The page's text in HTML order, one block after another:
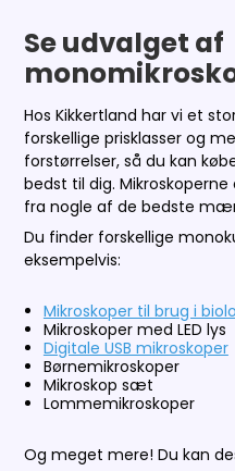
Se udvalget af
Hos Kikkertland har vi et
forskellige prisklasser og
forstørrelser, så du kan
bedst til dig.
fra nogle af de bedste
Du finder forskellige
eksempelvis:
Mikroskoper til brug i
Mikroskoper med LED lys
Digitale USB mikroskoper
Børnemikroskoper
Mikroskop sæt
Lommemikroskoper
Og meget mere! Du kan